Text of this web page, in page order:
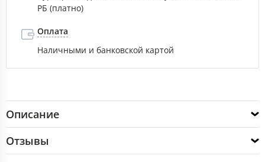
РБ (платно)
Оплата
Наличными и банковской картой
Описание
Отзывы